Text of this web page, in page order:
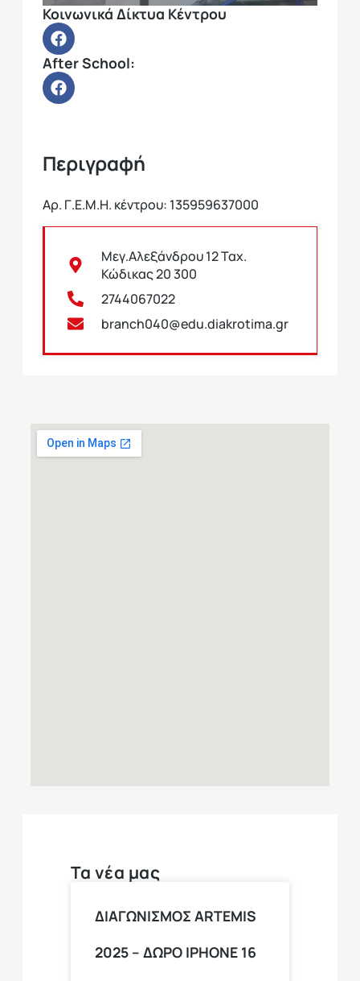
Κοινωνικά Δίκτυα Κέντρου
After School:
Περιγραφή
Αρ. Γ.Ε.Μ.Η. κέντρου: 135959637000
Μεγ.Αλεξάνδρου 12 Ταχ.
Κώδικας 20 300
2744067022
branch040@edu.diakrotima.gr
Τα νέα μας
ΔΙΑΓΩΝΙΣΜΟΣ ARTEMIS
2025 – ΔΩΡΟ ΙPHONE 16